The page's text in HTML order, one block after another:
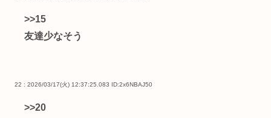
>>15
友達少なそう
22 : 2026/03/17(火) 12:37:25.083 ID:2x6NBAJ50
>>20